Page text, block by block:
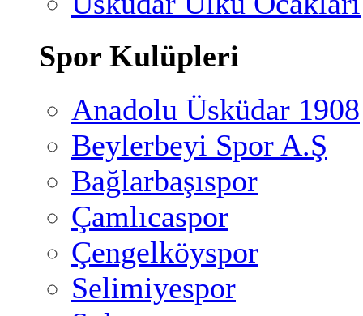
Spor Kulüpleri
Anadolu Üsküdar 1908
Beylerbeyi Spor A.Ş
Bağlarbaşıspor
Çamlıcaspor
Çengelköyspor
Selimiyespor